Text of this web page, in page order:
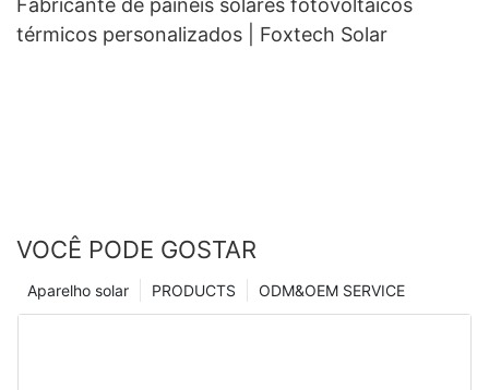
Fabricante de painéis solares fotovoltaicos
térmicos personalizados | Foxtech Solar
VOCÊ PODE GOSTAR
ODM&OEM SERVICE
PRODUCTS
Aparelho solar